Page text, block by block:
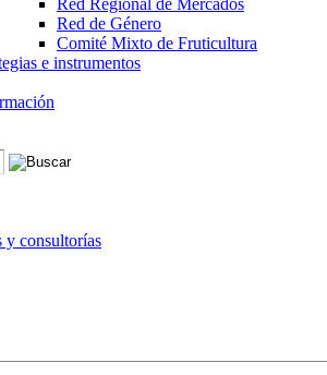
Red Regional de Mercados
Red de Género
Comité Mixto de Fruticultura
e instrumentos
y consultorías